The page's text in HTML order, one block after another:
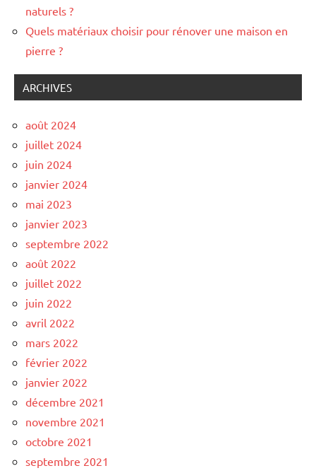
naturels ?
Quels matériaux choisir pour rénover une maison en
pierre ?
ARCHIVES
août 2024
juillet 2024
juin 2024
janvier 2024
mai 2023
janvier 2023
septembre 2022
août 2022
juillet 2022
juin 2022
avril 2022
mars 2022
février 2022
janvier 2022
décembre 2021
novembre 2021
octobre 2021
septembre 2021